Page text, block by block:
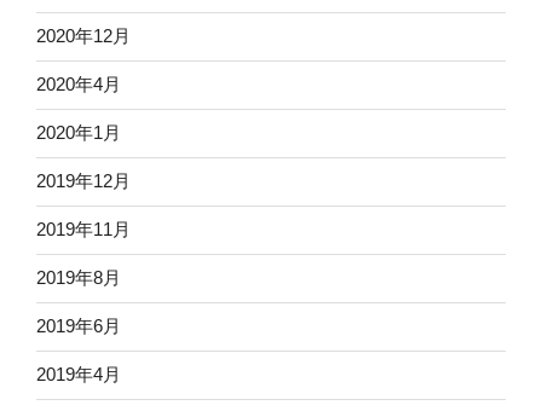
2020年12月
2020年4月
2020年1月
2019年12月
2019年11月
2019年8月
2019年6月
2019年4月